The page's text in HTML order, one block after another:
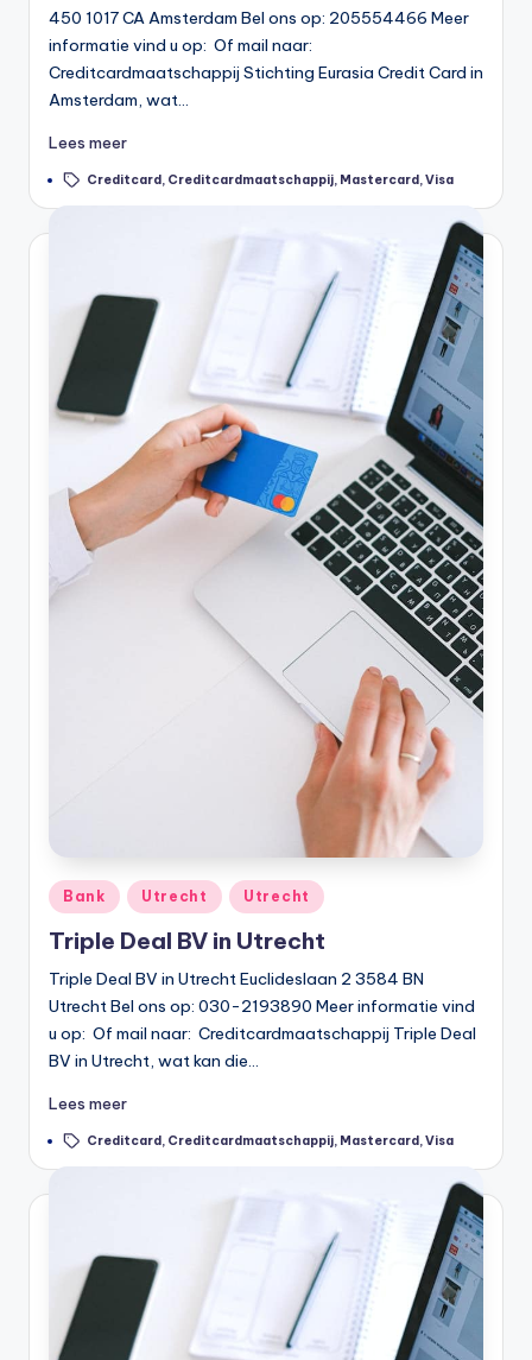
450 1017 CA Amsterdam Bel ons op: 205554466 Meer
informatie vind u op: Of mail naar:
Creditcardmaatschappij Stichting Eurasia Credit Card in
Amsterdam, wat…
Lees meer
Tags: Creditcard, Creditcardmaatschappij, Mastercard,Visa
Geplaatst
in
Bank Utrecht Utrecht
Triple Deal BV in Utrecht
Triple Deal BV in Utrecht Euclideslaan 2 3584 BN
Utrecht Bel ons op: 030-2193890 Meer informatie vind
u op: Of mail naar: Creditcardmaatschappij Triple Deal
BV in Utrecht, wat kan die…
Lees meer
Tags: Creditcard, Creditcardmaatschappij, Mastercard,Visa